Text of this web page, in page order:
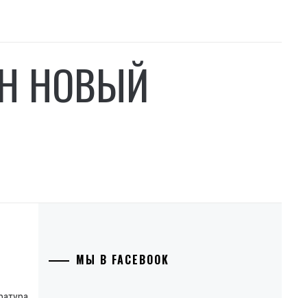
НОВЫЙ
МЫ В FACEBOOK